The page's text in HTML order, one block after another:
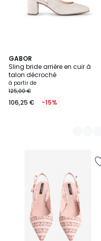
GABOR
Sling bride arrière en cuir à
talon décroché
à partir de
125,00 €
106,25 € -15%
3
Couleurs